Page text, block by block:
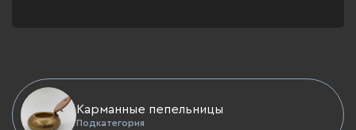
Карманные пепельницы
Подкатегория